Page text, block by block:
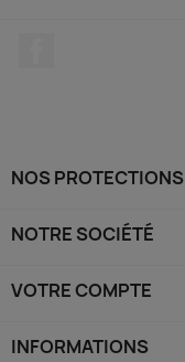
NOS PROTECTIONS
NOTRE SOCIÉTÉ
VOTRE COMPTE
INFORMATIONS